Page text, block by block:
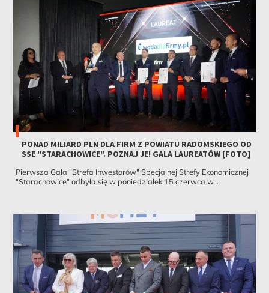
PONAD MILIARD PLN DLA FIRM Z POWIATU RADOMSKIEGO OD
SSE "STARACHOWICE". POZNAJ JE! GALA LAUREATÓW [FOTO]
Pierwsza Gala "Strefa Inwestorów" Specjalnej Strefy Ekonomicznej
"Starachowice" odbyła się w poniedziałek 15 czerwca w...